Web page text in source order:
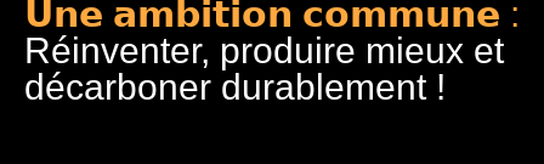
𝗨𝗻𝗲 𝗮𝗺𝗯𝗶𝘁𝗶𝗼𝗻 𝗰𝗼𝗺𝗺𝘂𝗻𝗲 :
Réinventer, produire mieux et
décarboner durablement !